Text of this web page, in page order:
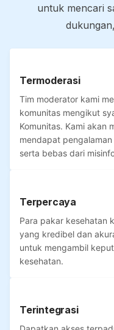
untuk mencari
Termoderasi
Tim moderator kami
komunitas mengikut
Komunitas. Kami akan
mendapat
serta bebas dari
Terpercaya
Para pakar kesehatan
yang kredibel dan
untuk mengambil
kesehatan.
Terintegrasi